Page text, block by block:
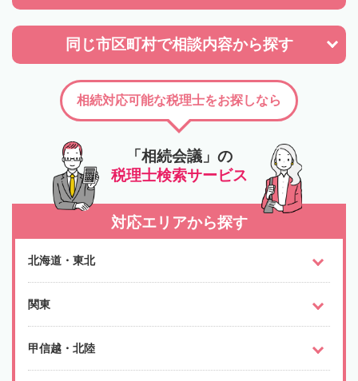
同じ市区町村で相談内容から探す
「相続会議」の
税理士検索サービス
相続対応可能な税理士をお探しなら
対応エリアから探す
北海道・東北
関東
甲信越・北陸